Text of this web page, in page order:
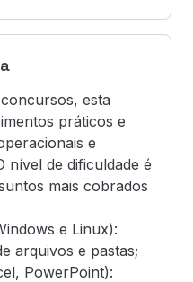
esta
práticos e
e
nível de dificuldade é
mais cobrados
e Linux):
arquivos e pastas;
PowerPoint):